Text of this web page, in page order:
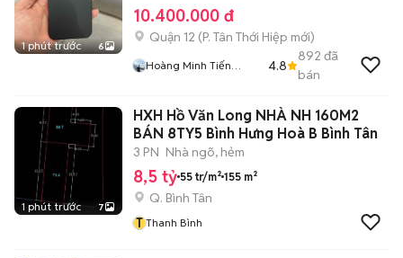
1 phút trước 6
10.400.000 đ
Quận 12 (P. Tân Thới Hiệp mới)
Hoàng Minh Tiến
4.8
892 đã
bán
1 phút trước 7
HXH Hồ Văn Long NHÀ NH 160M2
BÁN 8TY5 Bình Hưng Hoà B Bình Tân
3 PN Nhà ngõ, hẻm
8,5 tỷ 55 tr/m² 155 m²
Q. Bình Tân
T Thanh Bình